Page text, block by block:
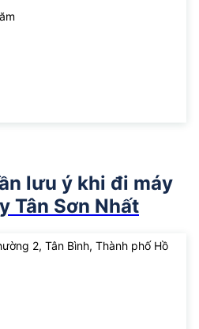
lưu ý khi đi máy
Tân Sơn Nhất
2, Tân Bình, Thành phố Hồ